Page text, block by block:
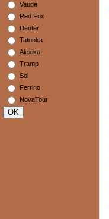
Vaude
Red Fox
Deuter
Tatonka
Alexika
Tramp
Sol
Ferrino
NovaTour